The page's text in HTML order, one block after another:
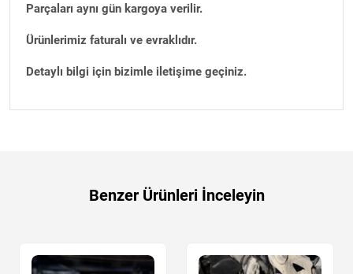
Parçaları aynı gün kargoya verilir.
Ürünlerimiz faturalı ve evraklıdır.
Detaylı bilgi için bizimle iletişime geçiniz.
Benzer Ürünleri İnceleyin